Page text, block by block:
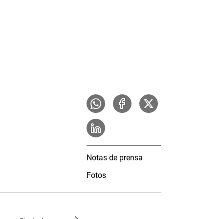
Notas de prensa
Fotos